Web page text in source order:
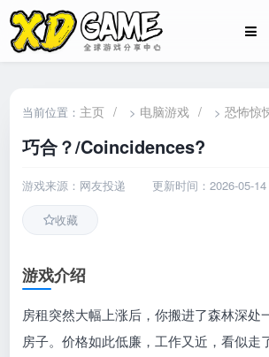
当前位置： 主页 / > 电脑游戏 / >恐怖惊
巧合？/Coincidences?
游戏来源：网友投递 更新时间：2026-05-
收藏
游戏介绍
房租突然大幅上涨后，你搬进了森林深处
房子。价格如此低廉，工作又近，看似走